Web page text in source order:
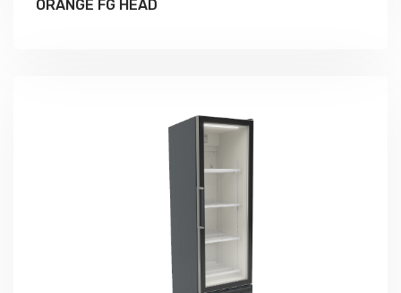
ORANGE FG HEAD
Подробно Изучить